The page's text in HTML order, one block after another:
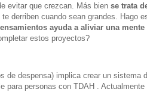
evitar que crezcan. Más bien se trata
te derriben cuando sean grandes. Hago
ayuda a aliviar una mente
estos proyectos?
de despensa) implica crear un sistema
para personas con TDAH .